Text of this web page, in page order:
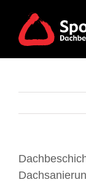
content